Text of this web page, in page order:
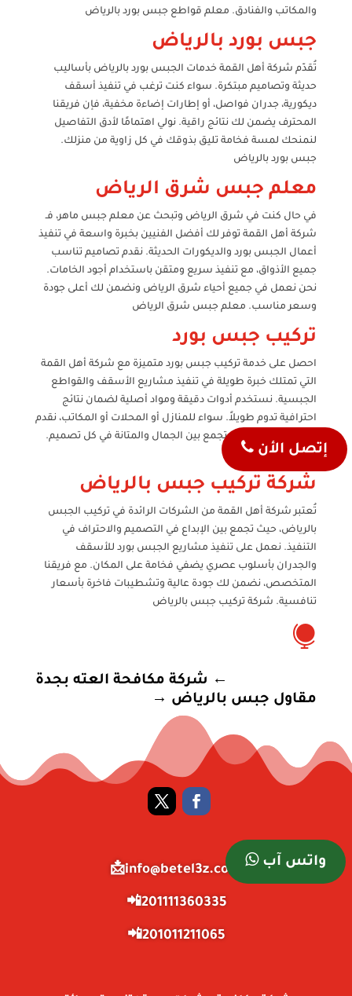
والمكاتب والفنادق. معلم قواطع جبس بورد بالرياض
جبس بورد بالرياض
تُقدّم شركة أهل القمة خدمات الجبس بورد بالرياض بأساليب
حديثة وتصاميم مبتكرة. سواء كنت ترغب في تنفيذ أسقف
ديكورية، جدران فواصل، أو إطارات إضاءة مخفية، فإن فريقنا
المحترف يضمن لك نتائج راقية. نولي اهتمامًا لأدق التفاصيل
لنمنحك لمسة فخامة تليق بذوقك في كل زاوية من منزلك.
جبس بورد بالرياض
معلم جبس شرق الرياض
في حال كنت في شرق الرياض وتبحث عن معلم جبس ماهر، فـ
شركة أهل القمة توفر لك أفضل الفنيين بخبرة واسعة في تنفيذ
أعمال الجبس بورد والديكورات الحديثة. نقدم تصاميم تناسب
جميع الأذواق، مع تنفيذ سريع ومتقن باستخدام أجود الخامات.
نحن نعمل في جميع أحياء شرق الرياض ونضمن لك أعلى جودة
وسعر مناسب. معلم جبس شرق الرياض
تركيب جبس بورد
احصل على خدمة تركيب جبس بورد متميزة مع شركة أهل القمة
التي تمتلك خبرة طويلة في تنفيذ مشاريع الأسقف والقواطع
الجبسية. نستخدم أدوات دقيقة ومواد أصلية لضمان نتائج
احترافية تدوم طويلاً. سواء للمنازل أو المحلات أو المكاتب، نقدم
لك حلول جبس بورد تجمع بين الجمال والمتانة في كل تصميم.
تركيب جبس بورد
شركة تركيب جبس بالرياض
تُعتبر شركة أهل القمة من الشركات الرائدة في تركيب الجبس
بالرياض، حيث تجمع بين الإبداع في التصميم والاحتراف في
التنفيذ. نعمل على تنفيذ مشاريع الجبس بورد للأسقف
والجدران بأسلوب عصري يضفي فخامة على المكان. مع فريقنا
المتخصص، نضمن لك جودة عالية وتشطيبات فاخرة بأسعار
تنافسية. شركة تركيب جبس بالرياض

← شركة مكافحة العته بجدة
مقاول جبس بالرياض →
info@betel3z.com📩
201111360335📲
201011211065📲
إتصل الأن
واتس آب